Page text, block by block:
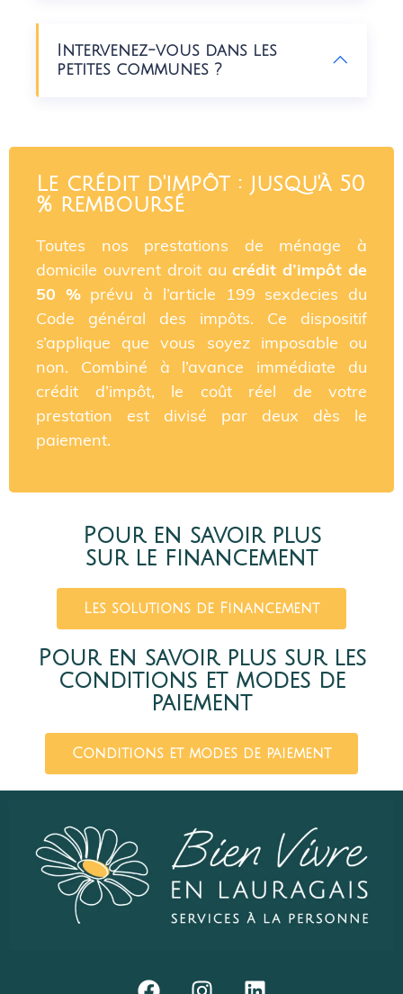
Intervenez-vous dans les
petites communes ?
Le crédit d'impôt : jusqu'à 50
% remboursé
Toutes nos prestations de ménage à
domicile ouvrent droit aucrédit d’impôt de
50 %prévu à l’article 199 sexdecies du
Code général des impôts. Ce dispositif
s’applique que vous soyez imposable ou
non. Combiné à l’avance immédiate du
crédit d’impôt, le coût réel de votre
prestation est divisé par deux dès le
paiement.
Pour en savoir plus
sur le financement
Les solutions de Financement
Pour en savoir plus sur les
conditions et modes de
paiement
Conditions et modes de paiement